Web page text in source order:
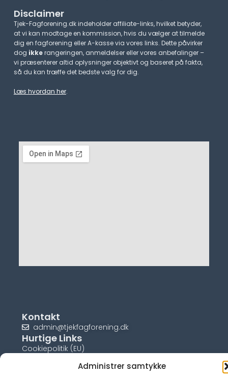
Administrer samtykke
Disclaimer
Tjek-Fagforening.dk indeholder affiliate-links, hvilket betyder,
at vi kan modtage en kommission, hvis du vælger at tilmelde
dig en fagforening eller A-kasse via vores links. Dette påvirker
dog ikkerangeringen, anmeldelser eller vores anbefalinger –
vi præsenterer altid oplysninger objektivt og baseret på fakta,
så du kan træffe det bedste valg for dig.
Læs hvordan her.
Kontakt
admin@tjekfagforening.dk
Hurtige Links
Cookiepolitik (EU)